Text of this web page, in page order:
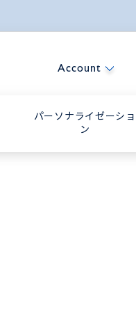
Account
パーソナライゼーショ
ン